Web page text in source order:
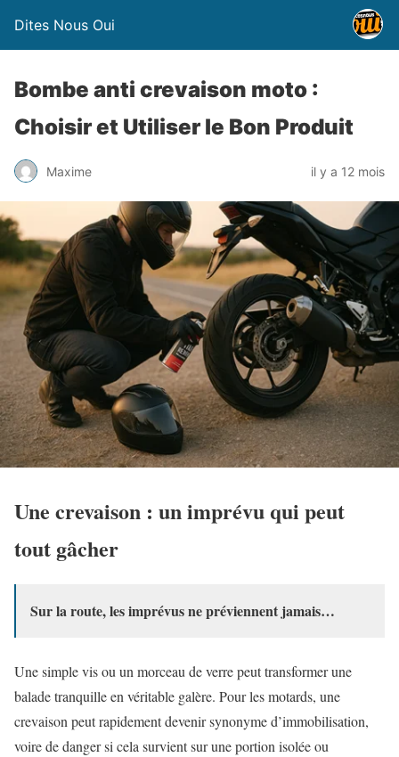
Dites Nous Oui
Bombe anti crevaison moto :
Choisir et Utiliser le Bon Produit
Maxime il y a 12 mois
Une crevaison : un imprévu qui peut
tout gâcher
Sur la route, les imprévus ne préviennent jamais…
Une simple vis ou un morceau de verre peut transformer une
balade tranquille en véritable galère. Pour les motards, une
crevaison peut rapidement devenir synonyme d’immobilisation,
voire de danger si cela survient sur une portion isolée ou